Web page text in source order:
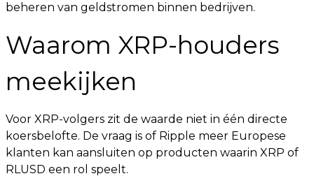
beheren van geldstromen binnen bedrijven.
Waarom XRP-houders
meekijken
Voor XRP-volgers zit de waarde niet in één directe
koersbelofte. De vraag is of Ripple meer Europese
klanten kan aansluiten op producten waarin XRP of
RLUSD een rol speelt.